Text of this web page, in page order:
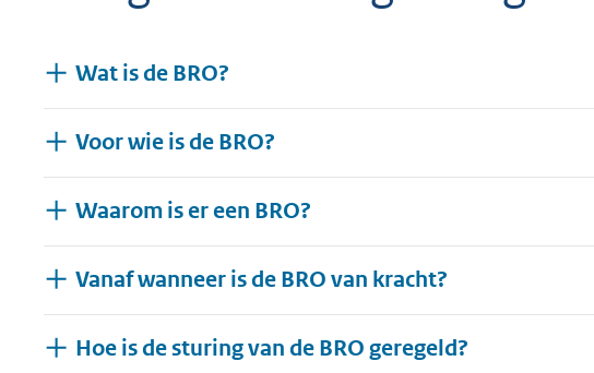
Wat is de BRO?
Voor wie is de BRO?
Waarom is er een BRO?
Vanaf wanneer is de BRO van kracht?
Hoe is de sturing van de BRO geregeld?